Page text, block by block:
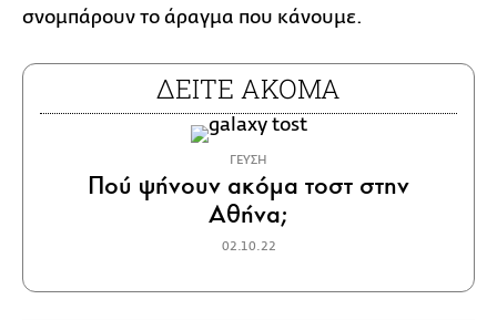
σνομπάρουν το άραγμα που κάνουμε.
ΔΕΙΤΕ ΑΚΟΜΑ
ΓΕΥΣΗ
Πού ψήνουν ακόμα τοστ στην
Αθήνα;
02.10.22